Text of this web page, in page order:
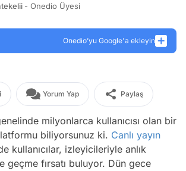
- Onedio Üyesi
Onedio’yu Google'a ekleyin
Yorum Yap Paylaş
milyonlarca kullanıcısı olan bir
biliyorsunuz ki. Canlı yayın
kullanıcılar, izleyicileriyle anlık
geçme fırsatı buluyor. Dün gece